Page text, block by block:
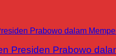
Presiden Prabowo